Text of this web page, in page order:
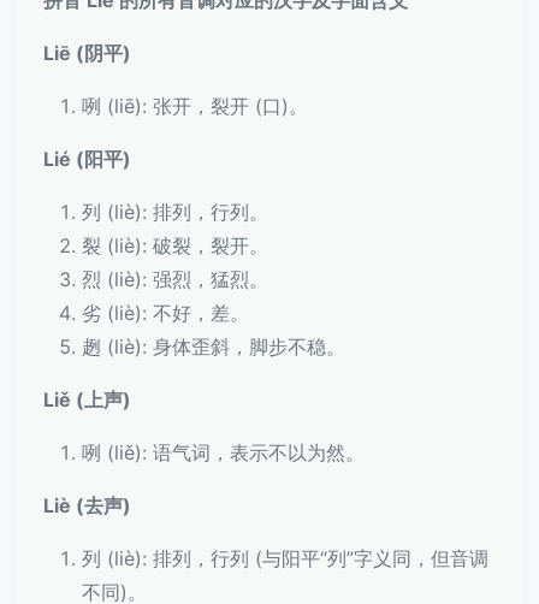
Liē (阴平)
咧 (liē): 张开，裂开 (口)。
Lié (阳平)
列 (liè): 排列，行列。
裂 (liè): 破裂，裂开。
烈 (liè): 强烈，猛烈。
劣 (liè): 不好，差。
趔 (liè): 身体歪斜，脚步不稳。
Liě (上声)
咧 (liě): 语气词，表示不以为然。
Liè (去声)
列 (liè): 排列，行列 (与阳平“列”字义同，但音调
不同)。